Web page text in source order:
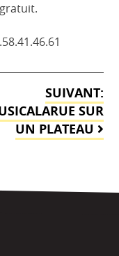
SUIVANT:
SUR
UN PLATEAU